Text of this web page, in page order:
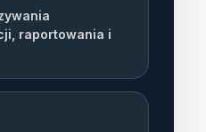
raportowania i